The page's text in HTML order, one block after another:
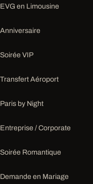
EVG en Limousine
Anniversaire
Soirée VIP
Transfert Aéroport
Paris by Night
Entreprise / Corporate
Soirée Romantique
Demande en Mariage